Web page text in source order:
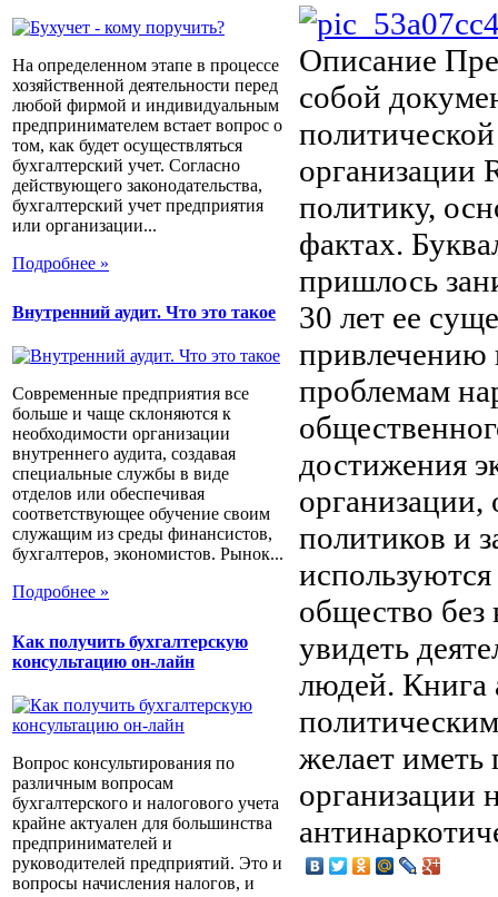
На определенном этапе в процессе
хозяйственной деятельности перед
любой фирмой и индивидуальным
предпринимателем встает вопрос о
том, как будет осуществляться
бухгалтерский учет. Согласно
действующего законодательства,
бухгалтерский учет предприятия
или организации...
Подробнее »
Внутренний аудит. Что это такое
Современные предприятия все
больше и чаще склоняются к
необходимости организации
внутреннего аудита, создавая
специальные службы в виде
отделов или обеспечивая
соответствующее обучение своим
служащим из среды финансистов,
бухгалтеров, экономистов. Рынок...
Подробнее »
Как получить бухгалтерскую
консультацию он-лайн
Вопрос консультирования по
различным вопросам
бухгалтерского и налогового учета
крайне актуален для большинства
предпринимателей и
руководителей предприятий. Это и
вопросы начисления налогов, и
Описание
собой
организации
политику,
фактах.
пришлось
30 лет ее
привлечению
проблемам
достижения
организации,
политиков и
общество
увидеть
людей. Книга
желает
организации